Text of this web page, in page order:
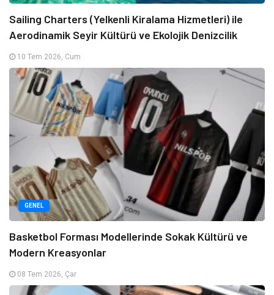
Sailing Charters (Yelkenli Kiralama Hizmetleri) ile
Aerodinamik Seyir Kültürü ve Ekolojik Denizcilik
10 Tem 2026, Cum
GENEL
Basketbol Forması Modellerinde Sokak Kültürü ve
Modern Kreasyonlar
08 Tem 2026, Çar